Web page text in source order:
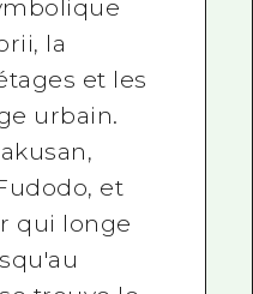
la
et les
urbain.
et
qui longe